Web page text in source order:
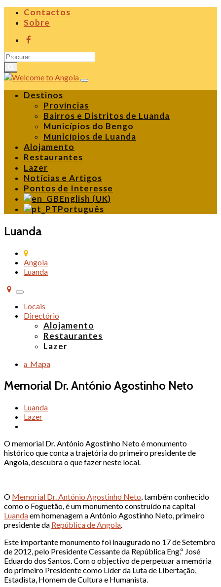
Contactos
Sobre
Destinos
Províncias
Bairros e Distritos de Luanda
Municípios do Bengo
Municípios de Luanda
Alojamento
Restaurantes
Lazer
Notícias e Artigos
Pontos de Interesse
English (UK)
Português
Luanda
Angola
Luanda
Alternar
de
navegação
Locais
Directório
Alojamento
Restaurantes
Lazer
Mapa
Memorial Dr. António Agostinho Neto
Luanda
Lazer
O memorial Dr. António Agostinho Neto é monumento
histórico que conta a trajetória do primeiro presidente de
Angola, descubra o que fazer neste local.
O Memorial Dr. António Agostinho Neto , também conhecido
como o Foguetão, é um monumento construído na capital
Luandaem homenagem a António Agostinho Neto, primeiro
presidente da República de Angola
Este importante monumento foi inaugurado no 17 de Setembro
de 2012, pelo Presidente Cessante da República Eng.º José
Eduardo dos Santos. Com o objectivo de perpetuar a memória
do primeiro Presidente como Líder da Luta de Libertação,
Estadista, Homem de Cultura e Humanista.